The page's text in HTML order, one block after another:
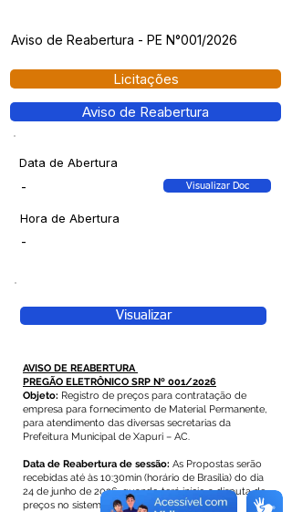
Aviso de Reabertura - PE N°001/2026
Licitações
Aviso de Reabertura
Data de Abertura
- Visualizar Doc
Hora de Abertura
-
Visualizar
AVISO DE REABERTURA
PREGÃO ELETRÔNICO SRP Nº 001/2026
Objeto: Registro de preços para contratação de
empresa para fornecimento de Material Permanente,
para atendimento das diversas secretarias da
Prefeitura Municipal de Xapuri – AC.
Data de Reabertura de sessão: As Propostas serão
recebidas até às 10:30min (horário de Brasília) do dia
24 de junho de 2026, quando terá início a disputa de
preços no sistema eletrônico: